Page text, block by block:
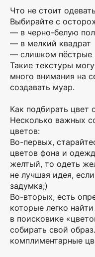
Что не стоит
Выбирайте с
— в черно-белую
— в мелкий квадрат
— слишком пёстрые
Такие текстуры
много внимания на
создавать муар.
Как подбирать цвет
Несколько важных
цветов:
Во-первых,
цветов фона и
желтый, то одеть
не лучшая идея,
задумка;)
Во-вторых, есть
которые легко
в поисковике
собирать свой
комплиментарные